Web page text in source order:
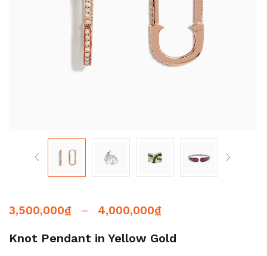
3,500,000₫ – 4,000,000₫
Knot Pendant in Yellow Gold
ĐĂNG NHẬP
TẠO TÀI KHOẢN